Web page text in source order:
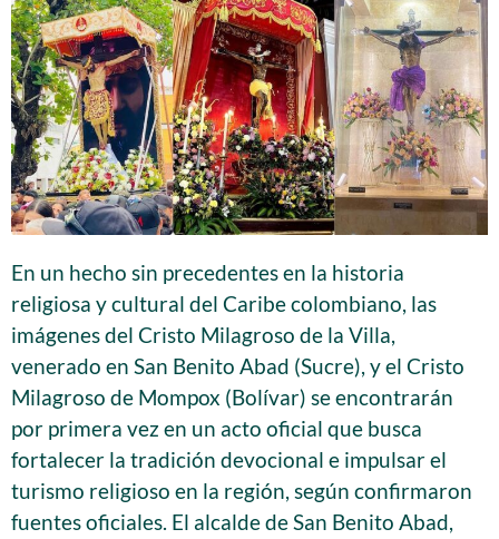
En un hecho sin precedentes en la historia
religiosa y cultural del Caribe colombiano, las
imágenes del Cristo Milagroso de la Villa,
venerado en San Benito Abad (Sucre), y el Cristo
Milagroso de Mompox (Bolívar) se encontrarán
por primera vez en un acto oficial que busca
fortalecer la tradición devocional e impulsar el
turismo religioso en la región, según confirmaron
fuentes oficiales. El alcalde de San Benito Abad,